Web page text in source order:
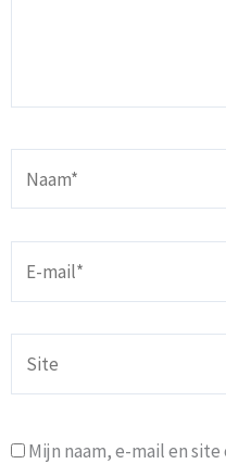
mail*
Mijn naam, e-mail en